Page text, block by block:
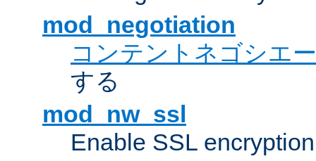
mod_negotiation
コンテントネゴシエ
する
mod_nw_ssl
Enable SSL